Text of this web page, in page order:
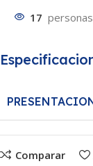
17
Comparar